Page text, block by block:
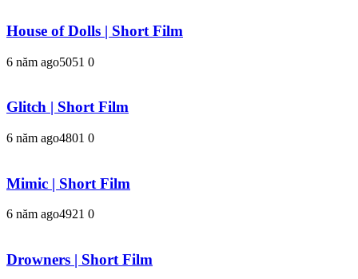
House of Dolls | Short Film
6 năm ago5051 0
Glitch | Short Film
6 năm ago4801 0
Mimic | Short Film
6 năm ago4921 0
Drowners | Short Film